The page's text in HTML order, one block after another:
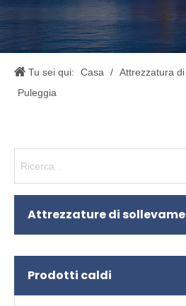
Tu sei qui: Casa / Attrezzatura
Puleggia
Attrezzature di
Prodotti caldi